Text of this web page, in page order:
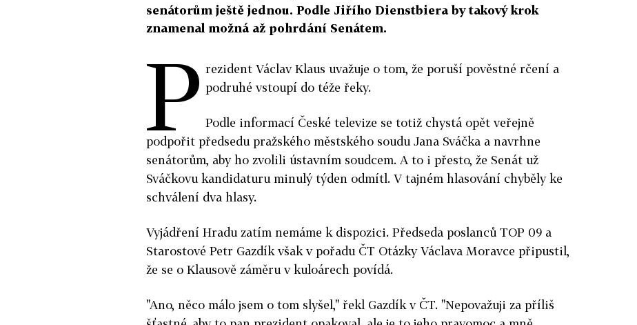
senátorům ještě jednou. Podle Jiřího Dienstbiera by takový krok
znamenal možná až pohrdání Senátem.
P rezident Václav Klaus uvažuje o tom, že poruší pověstné rčení a
podruhé vstoupí do téže řeky.
Podle informací České televize se totiž chystá opět veřejně
podpořit předsedu pražského městského soudu Jana Sváčka a navrhne
senátorům, aby ho zvolili ústavním soudcem. A to i přesto, že Senát už
Sváčkovu kandidaturu minulý týden odmítl. V tajném hlasování chyběly ke
schválení dva hlasy.
Vyjádření Hradu zatím nemáme k dispozici. Předseda poslanců TOP 09 a
Starostové Petr Gazdík však v pořadu ČT Otázky Václava Moravce připustil,
že se o Klausově záměru v kuloárech povídá.
"Ano, něco málo jsem o tom slyšel," řekl Gazdík v ČT. "Nepovažuji za příliš